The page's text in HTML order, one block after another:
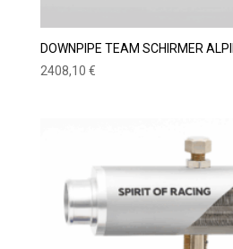
DOWNPIPE TEAM SCHIRMER
2408,10 €